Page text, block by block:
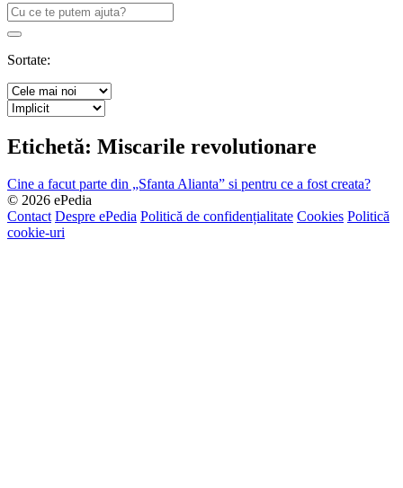
Caută
după:
Search
Sortate:
Etichetă: Miscarile revolutionare
Cine a facut parte din „Sfanta Alianta” si pentru ce a fost creata?
© 2026 ePedia
Contact Despre ePedia Politică de confidențialitate Cookies Politică
cookie-uri